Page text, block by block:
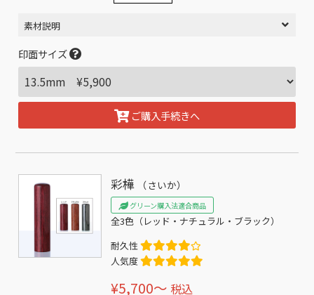
素材説明
印面サイズ
ご購入手続きへ
彩樺 （さいか）
グリーン購入法適合商品
全3色（レッド・ナチュラル・ブラック）
耐久性
人気度
¥5,700〜 税込